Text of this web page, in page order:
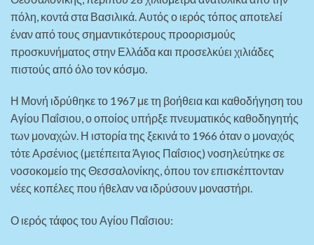
πόλη, κοντά στα Βασιλικά. Αυτός ο ιερός τόπος αποτελεί
έναν από τους σημαντικότερους προορισμούς
προσκυνήματος στην Ελλάδα και προσελκύει χιλιάδες
πιστούς από όλο τον κόσμο.
Η Μονή ιδρύθηκε το 1967 με τη βοήθεια και καθοδήγηση του
Αγίου Παΐσιου, ο οποίος υπήρξε πνευματικός καθοδηγητής
των μοναχών. Η ιστορία της ξεκινά το 1966 όταν ο μοναχός
τότε Αρσένιος (μετέπειτα Άγιος Παΐσιος) νοσηλεύτηκε σε
νοσοκομείο της Θεσσαλονίκης, όπου τον επισκέπτονταν
νέες κοπέλες που ήθελαν να ιδρύσουν μοναστήρι.
Ο ιερός τάφος του Αγίου Παΐσιου: